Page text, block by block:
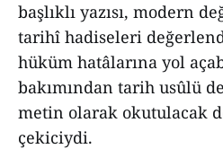
başlıklı yazısı, modern
tarihî hadiseleri
hüküm hatâlarına yol
bakımından tarih usûlü
metin olarak okutulacak
çekiciydi.